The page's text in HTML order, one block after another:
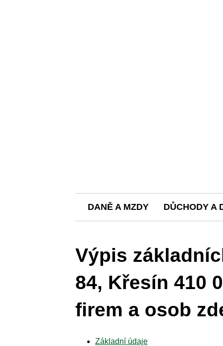
DANĚ A MZDY DŮCHODY A
Výpis
84, Křesín 410
firem a osob
Základní údaje